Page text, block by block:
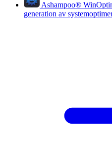
Ashampoo®
generation av